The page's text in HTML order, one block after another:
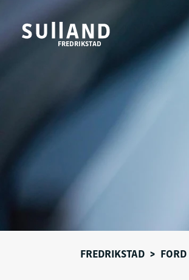
FREDRIKSTAD
FREDRIKSTAD > FORD